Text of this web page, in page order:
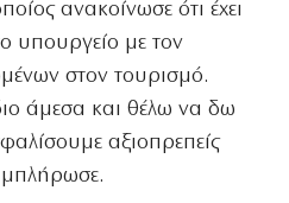
ανακοίνωσε ότι έχει
υπουργείο με τον
στον τουρισμό.
άμεσα και θέλω να δω
αξιοπρεπείς